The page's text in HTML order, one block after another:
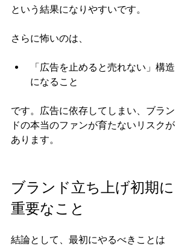
という結果になりやすいです。
さらに怖いのは、
「広告を止めると売れない」構造
になること
です。広告に依存してしまい、ブラン
ドの本当のファンが育たないリスクが
あります。
ブランド立ち上げ初期に
重要なこと
結論として、最初にやるべきことは